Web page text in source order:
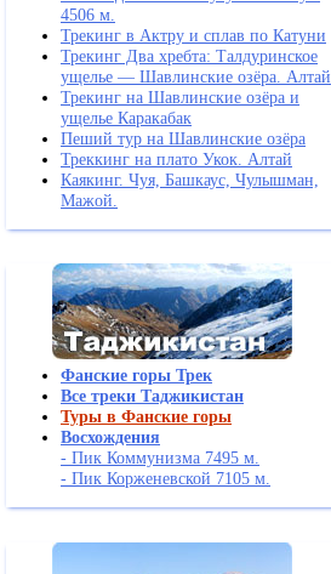
4506 м.
Трекинг в Актру и сплав по Катуни
Трекинг Два хребта: Талдуринское
ущелье — Шавлинские озёра. Алтай
Трекинг на Шавлинские озёра и
ущелье Каракабак
Пеший тур на Шавлинские озёра
Треккинг на плато Укок. Алтай
Каякинг. Чуя, Башкаус, Чулышман,
Мажой.
Фанские горы Трек
Все треки Таджикистан
Туры в Фанские горы
Восхождения
- Пик Коммунизма 7495 м.
- Пик Корженевской 7105 м.